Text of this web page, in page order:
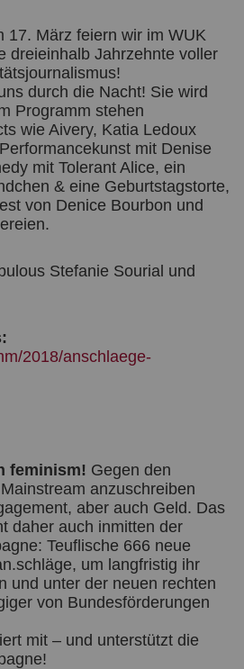
17. März feiern wir im WUK
dreieinhalb Jahrzehnte voller
durch die Nacht! Sie wird
Programm stehen
wie Aivery, Katia Ledoux
mit Denise
mit Tolerant Alice, ein
& eine Geburtstagstorte,
von Denice Bourbon und
Stefanie Sourial und
2018/anschlaege-
feminism! Gegen den
anzuschreiben
aber auch Geld. Das
daher auch inmitten der
Teuflische 666 neue
um langfristig ihr
und unter der neuen rechten
von Bundesförderungen
mit – und unterstützt die